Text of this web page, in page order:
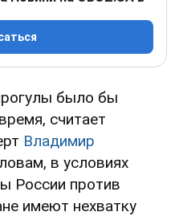
было бы
считает
Владимир
в условиях
России против
имеют нехватку